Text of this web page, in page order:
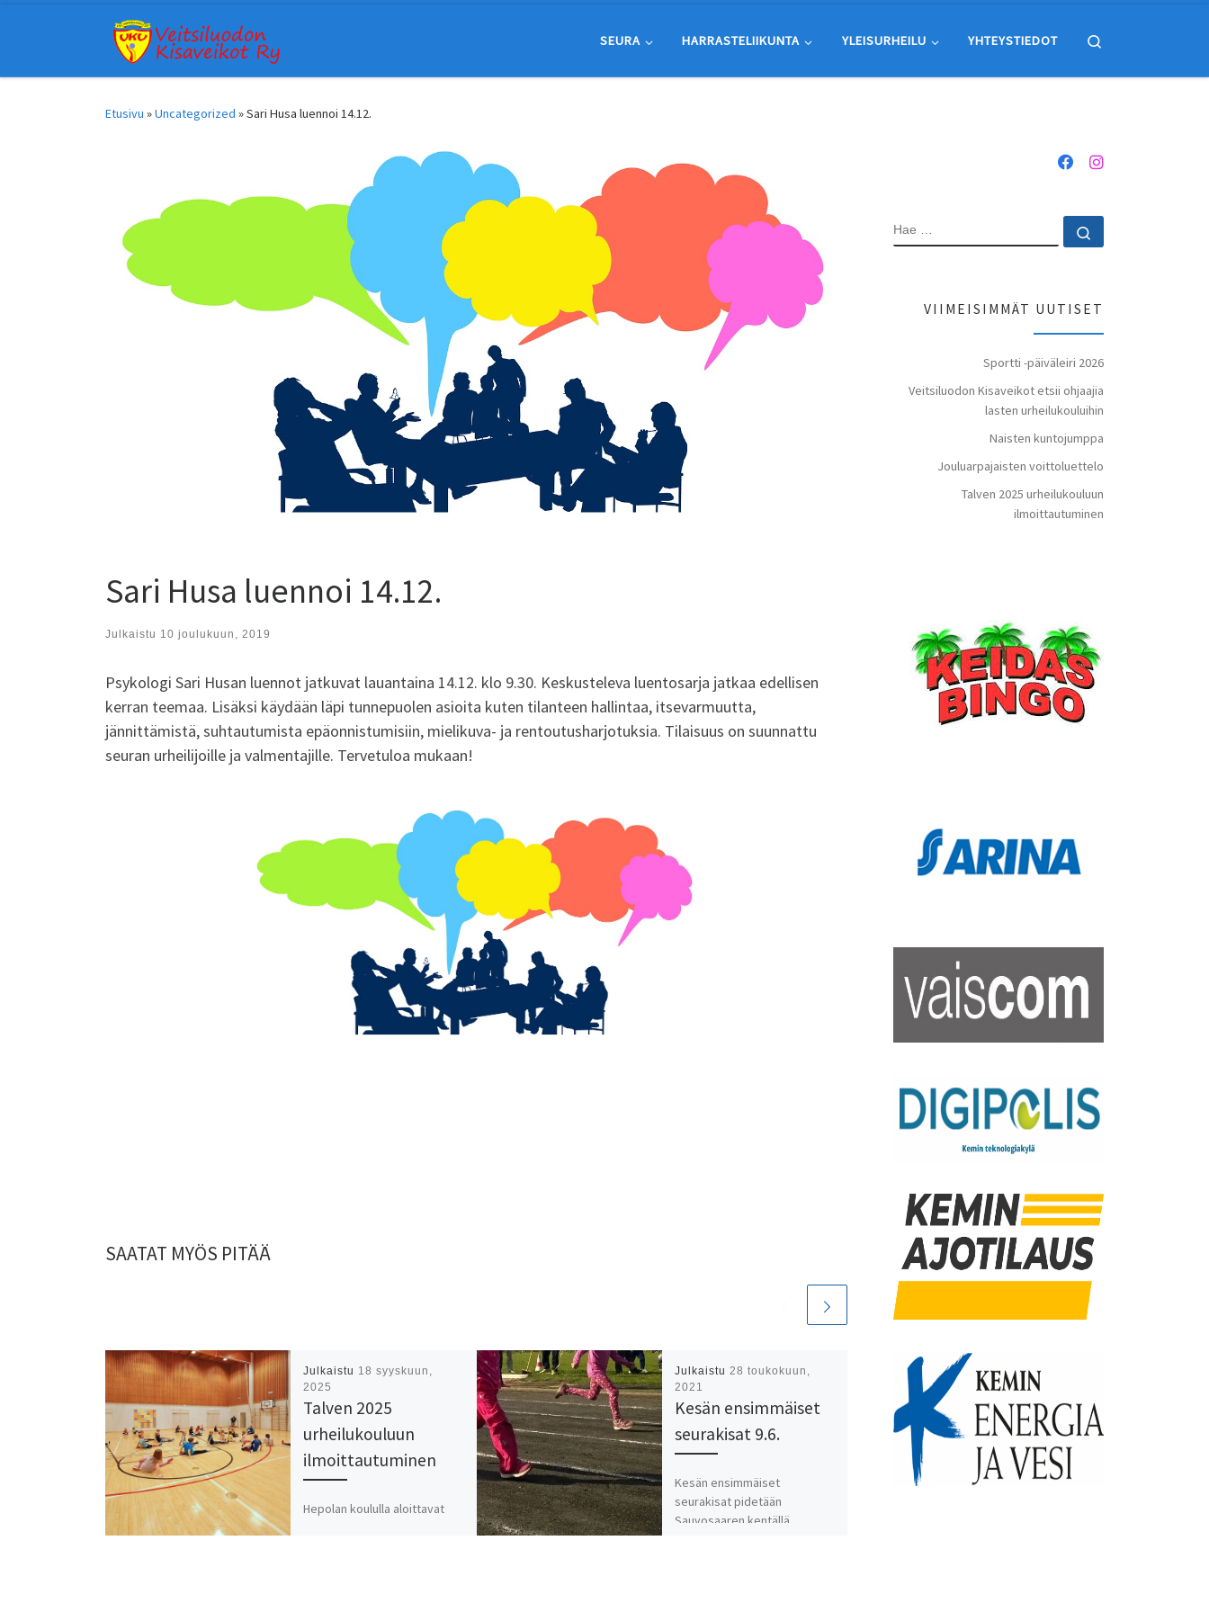
SEURA HARRASTELIIKUNTA YLEISURHEILU YHTEYSTIEDOT
Etusivu »Uncategorized »Sari Husa luennoi 14.12.
Sari Husa luennoi 14.12.
Julkaistu 10 joulukuun, 2019
Psykologi Sari Husan luennot jatkuvat lauantaina 14.12. klo 9.30. Keskusteleva luentosarja jatkaa edellisen
kerran teemaa. Lisäksi käydään läpi tunnepuolen asioita kuten tilanteen hallintaa, itsevarmuutta,
jännittämistä, suhtautumista epäonnistumisiin, mielikuva- ja rentoutusharjotuksia. Tilaisuus on suunnattu
seuran urheilijoille ja valmentajille. Tervetuloa mukaan!
SAATAT MYÖS PITÄÄ
Julkaistu 18 syyskuun,
2025
Talven 2025
urheilukouluun
ilmoittautuminen
Hepolan koululla aloittavat
Julkaistu 28 toukokuun,
2021
Kesän ensimmäiset
seurakisat 9.6.
Kesän ensimmäiset
seurakisat pidetään
Sauvosaaren kentällä
Veitsiluodon
Kisaveikot etsii
ohjaajia lasten
urheilukouluihin
HAE
VIIMEISIMMÄT UUTISET
Sportti -päiväleiri 2026
Veitsiluodon Kisaveikot etsii ohjaajia
lasten urheilukouluihin
Naisten kuntojumppa
Jouluarpajaisten voittoluettelo
Talven 2025 urheilukouluun
ilmoittautuminen